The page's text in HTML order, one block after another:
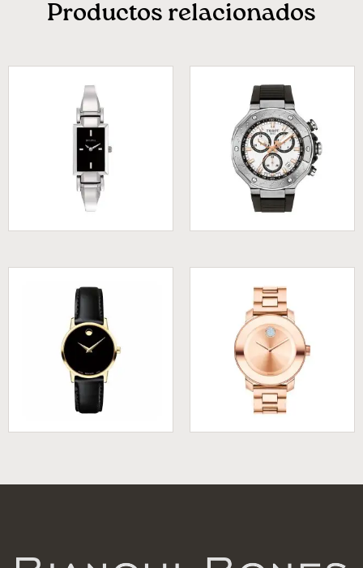
Productos relacionados